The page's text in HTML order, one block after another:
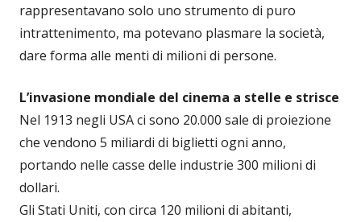
rappresentavano solo uno strumento di puro
intrattenimento, ma potevano plasmare la società,
dare forma alle menti di milioni di persone.
L’invasione mondiale del cinema a stelle e strisce
Nel 1913 negli USA ci sono 20.000 sale di proiezione
che vendono 5 miliardi di biglietti ogni anno,
portando nelle casse delle industrie 300 milioni di
dollari.
Gli Stati Uniti, con circa 120 milioni di abitanti,